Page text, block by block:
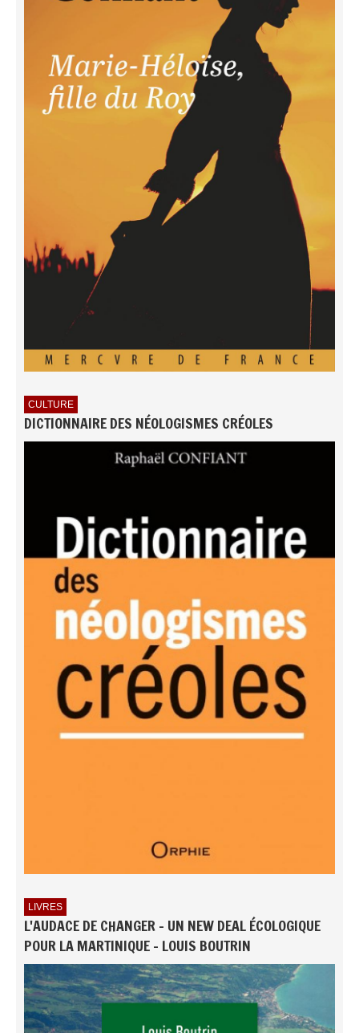
CULTURE
DICTIONNAIRE DES NÉOLOGISMES CRÉOLES
LIVRES
L'AUDACE DE CHANGER - UN NEW DEAL ÉCOLOGIQUE
POUR LA MARTINIQUE - LOUIS BOUTRIN